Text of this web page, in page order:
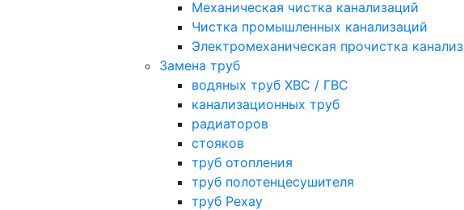
Механическая чистка канализаций
Чистка промышленных канализаций
Электромеханическая прочистка
Замена труб
водяных труб ХВС / ГВС
канализационных труб
радиаторов
стояков
труб отопления
труб полотенцесушителя
труб Рехау